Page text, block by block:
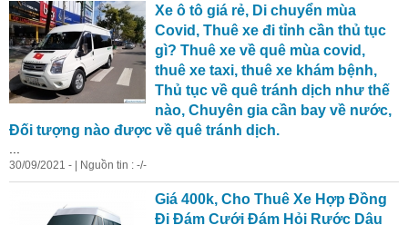
Xe ô tô giá rẻ, Di chuyển mùa
Covid, Thuê xe đi tỉnh cần thủ tục
gì? Thuê xe về quê mùa covid,
thuê xe taxi, thuê xe khám bệnh,
Thủ tục về quê tránh dịch như thế
nào, Chuyên gia cần bay về nước,
Đối tượng nào được về quê tránh dịch.
30/09/2021 - | Nguồn tin : -/-
Giá 400k, Cho Thuê Xe Hợp Đồng
Đi Đám Cưới Đám Hỏi Rước Dâu